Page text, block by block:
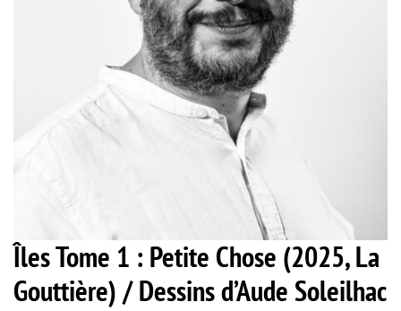
Îles Tome 1 : Petite Chose (2025, La
Gouttière) / Dessins d’Aude Soleilhac